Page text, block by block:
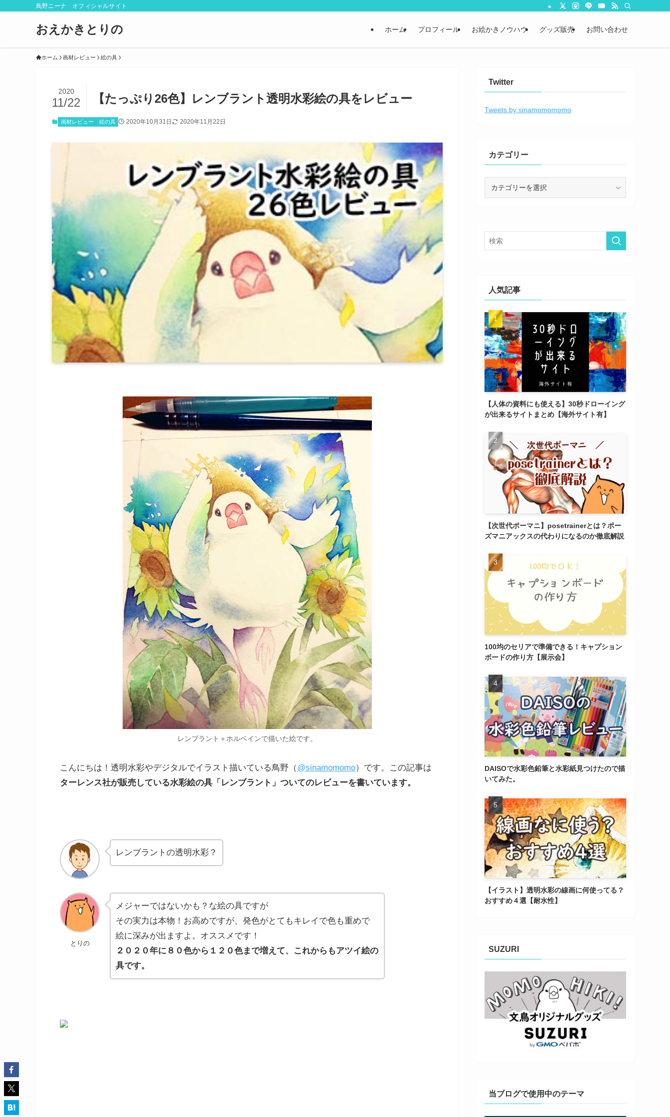
鳥野ニーナ オフィシャルサイト
おえかきとりの ホーム プロフィール お絵かきノウハウ グッズ販売 お問い合わせ
ホーム 画材レビュー 絵の具
【たっぷり26色】レンブラント透明水彩絵の具をレビュー
2020
11/22
画材レビュー 絵の具 2020年10月31日 2020年11月22日
レンブラント＋ホルベインで描いた絵です。
こんにちは！透明水彩やデジタルでイラスト描いている鳥野（@sinamomomo）です。この記事は
ターレンス社が販売している水彩絵の具「レンブラント」ついてのレビューを書いています。
レンブラントの透明水彩？
とりの
メジャーではないかも？な絵の具ですが
その実力は本物！お高めですが、発色がとてもキレイで色も重めで
絵に深みが出ますよ。オススメです！
２０２０年に８０色から１２０色まで増えて、これからもアツイ絵の
具です。
Twitter
Tweets by sinamomomomo
カテゴリー
人気記事
【人体の資料にも使える】30秒ドローイング
が出来るサイトまとめ【海外サイト有】
【次世代ポーマニ】posetrainerとは？ポー
ズマニアックスの代わりになるのか徹底解説
100均のセリアで準備できる！キャプション
ボードの作り方【展示会】
DAISOで水彩色鉛筆と水彩紙見つけたので描
いてみた。
【イラスト】透明水彩の線画に何使ってる？
おすすめ４選【耐水性】
SUZURI
当ブログで使用中のテーマ